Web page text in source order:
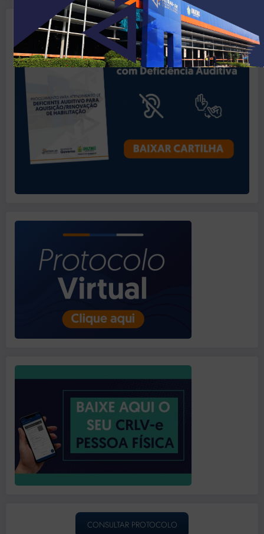
CONSULTAR PROTOCOLO